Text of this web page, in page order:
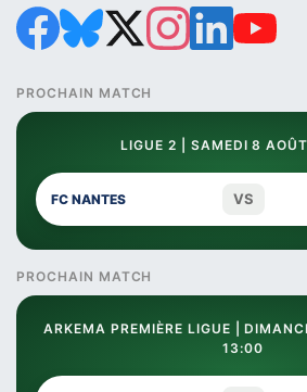
PROCHAIN MATCH
LIGUE 2 | SAMEDI 8
FC NANTES VS
PROCHAIN MATCH
ARKEMA PREMIÈRE LIGUE |
13:00